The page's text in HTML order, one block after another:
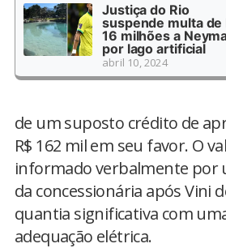
Justiça do Rio
suspende multa de
16 milhões a
por lago artificial
abril 10, 2024
de um suposto crédito de
R$ 162 mil em seu favor. O
informado verbalmente por
da concessionária após Vini
quantia significativa com
adequação elétrica.